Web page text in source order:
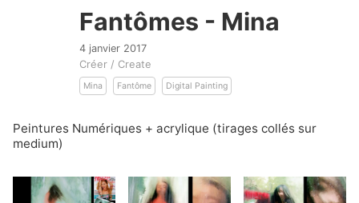
Fantômes - Mina
4 janvier 2017
Créer / Create
Mina Fantôme Digital Painting
Peintures Numériques + acrylique (tirages collés sur
medium)